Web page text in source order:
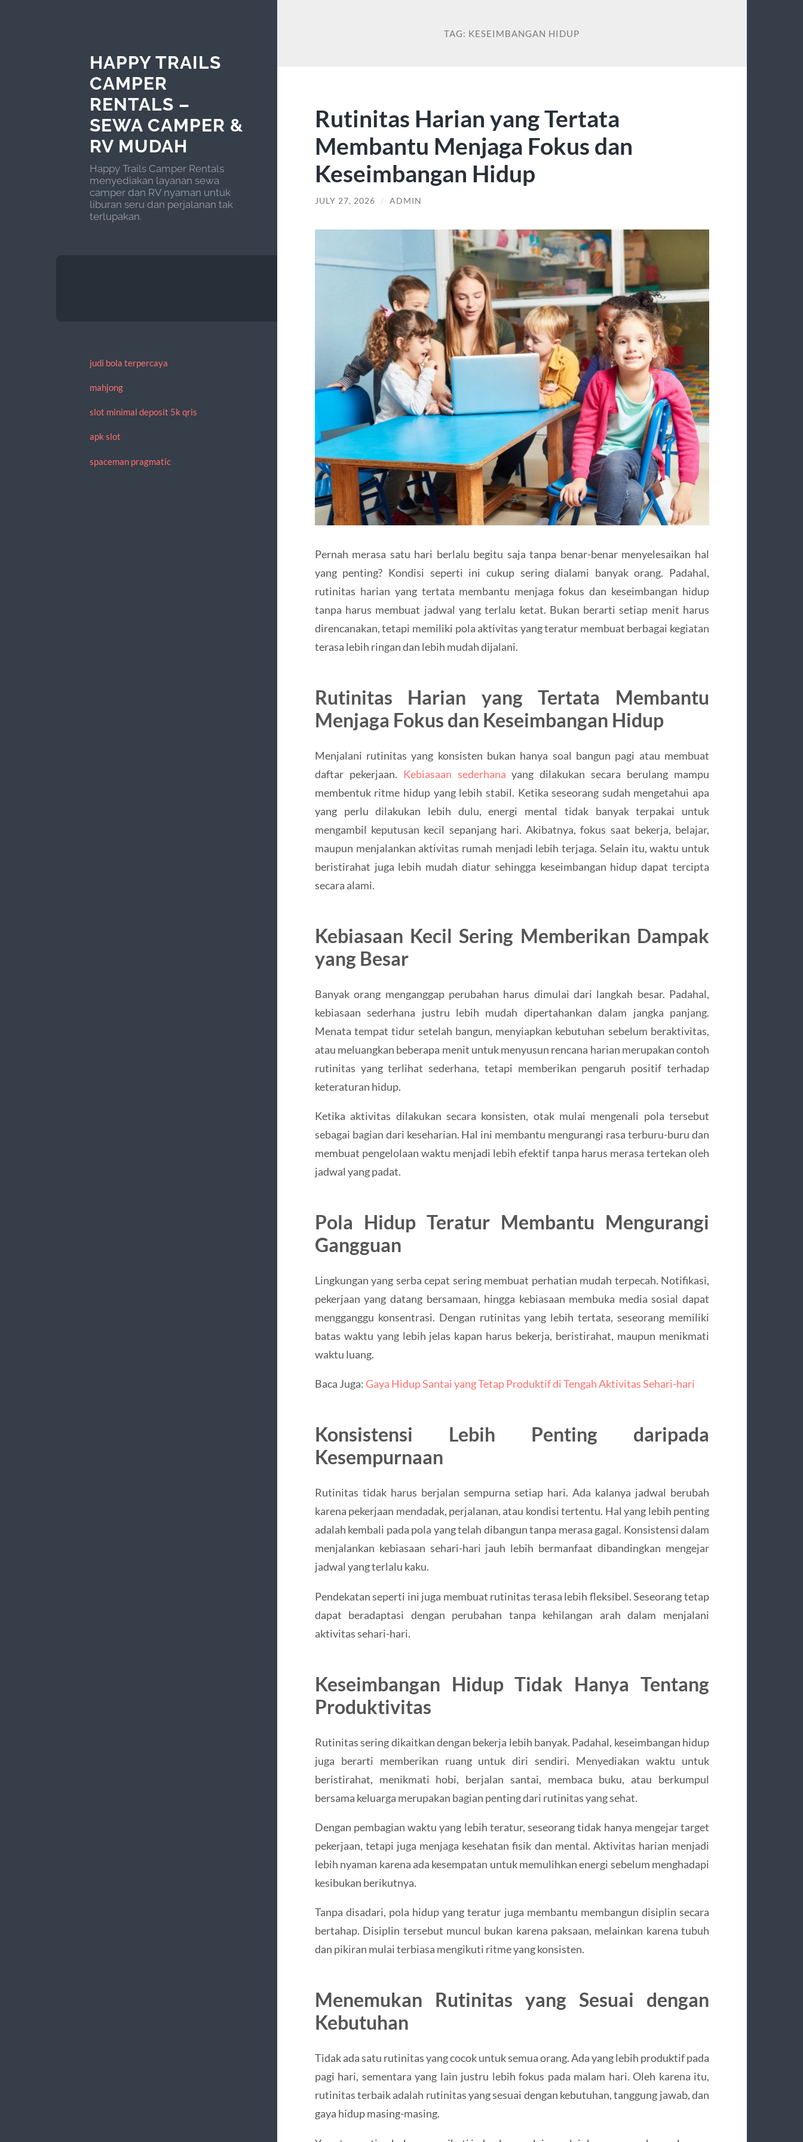
HAPPY TRAILS
CAMPER
RENTALS –
SEWA CAMPER &
RV MUDAH
Happy Trails Camper Rentals
menyediakan layanan sewa
camper dan RV nyaman untuk
liburan seru dan perjalanan tak
terlupakan.
judi bola terpercaya
mahjong
slot minimal deposit 5k qris
apk slot
spaceman pragmatic
TAG: KESEIMBANGAN HIDUP
Rutinitas Harian yang Tertata
Membantu Menjaga Fokus dan
Keseimbangan Hidup
JULY 27, 2026 / ADMIN
Pernah merasa satu hari berlalu begitu saja tanpa benar-benar menyelesaikan hal
yang penting? Kondisi seperti ini cukup sering dialami banyak orang. Padahal,
rutinitas harian yang tertata membantu menjaga fokus dan keseimbangan hidup
tanpa harus membuat jadwal yang terlalu ketat. Bukan berarti setiap menit harus
direncanakan, tetapi memiliki pola aktivitas yang teratur membuat berbagai kegiatan
terasa lebih ringan dan lebih mudah dijalani.
Rutinitas Harian yang Tertata Membantu
Menjaga Fokus dan Keseimbangan Hidup
Menjalani rutinitas yang konsisten bukan hanya soal bangun pagi atau membuat
daftar pekerjaan. Kebiasaan sederhana yang dilakukan secara berulang mampu
membentuk ritme hidup yang lebih stabil. Ketika seseorang sudah mengetahui apa
yang perlu dilakukan lebih dulu, energi mental tidak banyak terpakai untuk
mengambil keputusan kecil sepanjang hari. Akibatnya, fokus saat bekerja, belajar,
maupun menjalankan aktivitas rumah menjadi lebih terjaga. Selain itu, waktu untuk
beristirahat juga lebih mudah diatur sehingga keseimbangan hidup dapat tercipta
secara alami.
Kebiasaan Kecil Sering Memberikan Dampak
yang Besar
Banyak orang menganggap perubahan harus dimulai dari langkah besar. Padahal,
kebiasaan sederhana justru lebih mudah dipertahankan dalam jangka panjang.
Menata tempat tidur setelah bangun, menyiapkan kebutuhan sebelum beraktivitas,
atau meluangkan beberapa menit untuk menyusun rencana harian merupakan contoh
rutinitas yang terlihat sederhana, tetapi memberikan pengaruh positif terhadap
keteraturan hidup.
Ketika aktivitas dilakukan secara konsisten, otak mulai mengenali pola tersebut
sebagai bagian dari keseharian. Hal ini membantu mengurangi rasa terburu-buru dan
membuat pengelolaan waktu menjadi lebih efektif tanpa harus merasa tertekan oleh
jadwal yang padat.
Pola Hidup Teratur Membantu Mengurangi
Gangguan
Lingkungan yang serba cepat sering membuat perhatian mudah terpecah. Notifikasi,
pekerjaan yang datang bersamaan, hingga kebiasaan membuka media sosial dapat
mengganggu konsentrasi. Dengan rutinitas yang lebih tertata, seseorang memiliki
batas waktu yang lebih jelas kapan harus bekerja, beristirahat, maupun menikmati
waktu luang.
Baca Juga:Gaya Hidup Santai yang Tetap Produktif di Tengah Aktivitas Sehari-hari
Konsistensi Lebih Penting daripada
Kesempurnaan
Rutinitas tidak harus berjalan sempurna setiap hari. Ada kalanya jadwal berubah
karena pekerjaan mendadak, perjalanan, atau kondisi tertentu. Hal yang lebih penting
adalah kembali pada pola yang telah dibangun tanpa merasa gagal. Konsistensi dalam
menjalankan kebiasaan sehari-hari jauh lebih bermanfaat dibandingkan mengejar
jadwal yang terlalu kaku.
Pendekatan seperti ini juga membuat rutinitas terasa lebih fleksibel. Seseorang tetap
dapat beradaptasi dengan perubahan tanpa kehilangan arah dalam menjalani
aktivitas sehari-hari.
Keseimbangan Hidup Tidak Hanya Tentang
Produktivitas
Rutinitas sering dikaitkan dengan bekerja lebih banyak. Padahal, keseimbangan hidup
juga berarti memberikan ruang untuk diri sendiri. Menyediakan waktu untuk
beristirahat, menikmati hobi, berjalan santai, membaca buku, atau berkumpul
bersama keluarga merupakan bagian penting dari rutinitas yang sehat.
Dengan pembagian waktu yang lebih teratur, seseorang tidak hanya mengejar target
pekerjaan, tetapi juga menjaga kesehatan fisik dan mental. Aktivitas harian menjadi
lebih nyaman karena ada kesempatan untuk memulihkan energi sebelum menghadapi
kesibukan berikutnya.
Tanpa disadari, pola hidup yang teratur juga membantu membangun disiplin secara
bertahap. Disiplin tersebut muncul bukan karena paksaan, melainkan karena tubuh
dan pikiran mulai terbiasa mengikuti ritme yang konsisten.
Menemukan Rutinitas yang Sesuai dengan
Kebutuhan
Tidak ada satu rutinitas yang cocok untuk semua orang. Ada yang lebih produktif pada
pagi hari, sementara yang lain justru lebih fokus pada malam hari. Oleh karena itu,
rutinitas terbaik adalah rutinitas yang sesuai dengan kebutuhan, tanggung jawab, dan
gaya hidup masing-masing.